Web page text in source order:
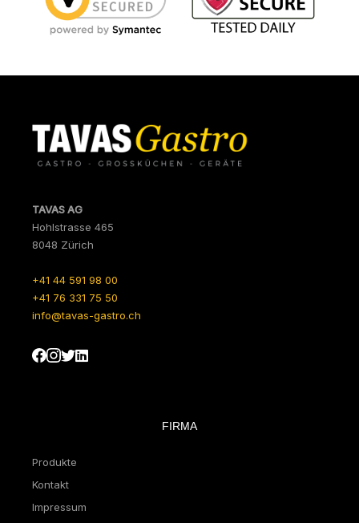
TAVAS AG
Hohlstrasse 465
8048 Zürich
+41 44 591 98 00
+41 76 331 75 50
info@tavas-gastro.ch
FIRMA
Produkte
Kontakt
Impressum